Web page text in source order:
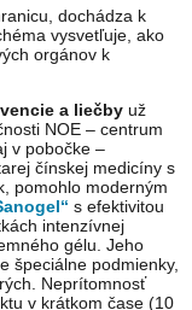
dochádza k
vysvetľuje, ako
orgánov k
a liečby už
NOE – centrum
v pobočke –
čínskej medicíny s
pomohlo moderným
s efektivitou
intenzívnej
gélu. Jeho
špeciálne podmienky,
Neprítomnosť
v krátkom čase (10